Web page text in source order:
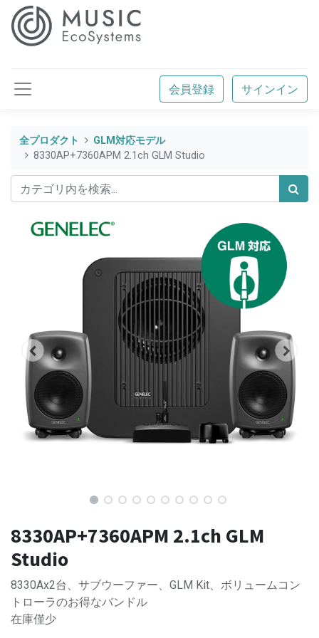
会員登録 サインイン
全プロダクト
GLM対応モデル
8330AP+7360APM 2.1ch GLM Studio
8330AP+7360APM 2.1ch GLM
Studio
8330Ax2台、サブウーファー、GLM Kit、ボリュームコン
トローラのお得なバンドル
在庫僅少